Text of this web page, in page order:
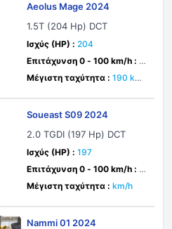
Aeolus Mage 2024
1.5T (204 Hp) DCT
Ισχύς (HP) : 204
Επιτάχυνση 0 - 100 km/h : 8.
5 δευτ.
Μέγιστη ταχύτητα : 190 km/
Soueast S09 2024
2.0 TGDI (197 Hp) DCT
Ισχύς (HP) : 197
Επιτάχυνση 0 - 100 km/h : 8.
5 δευτ.
Μέγιστη ταχύτητα : km/h
Nammi 01 2024